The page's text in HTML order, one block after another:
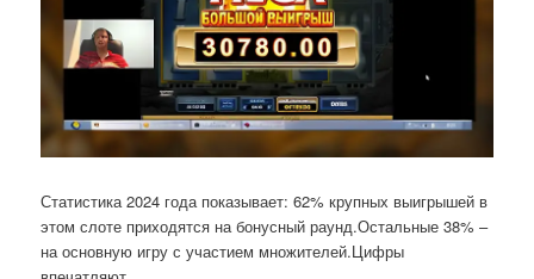
Статистика 2024 года показывает: 62% крупных выигрышей в
этом слоте приходятся на бонусный раунд.Остальные 38% –
на основную игру с участием множителей.Цифры